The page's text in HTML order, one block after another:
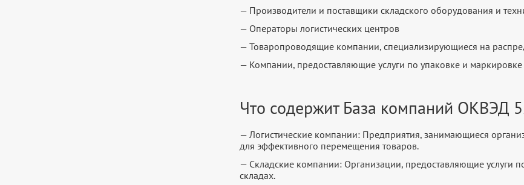
— Производители и поставщики складского оборудования и
— Операторы логистических центров
— Товаропроводящие компании, специализирующиеся на
— Компании, предоставляющие услуги по упаковке и маркировке
Что содержит База компаний ОКВЭД
— Логистические компании: Предприятия, занимающиеся
для эффективного перемещения товаров.
— Складские компании: Организации, предоставляющие услуги
складах.